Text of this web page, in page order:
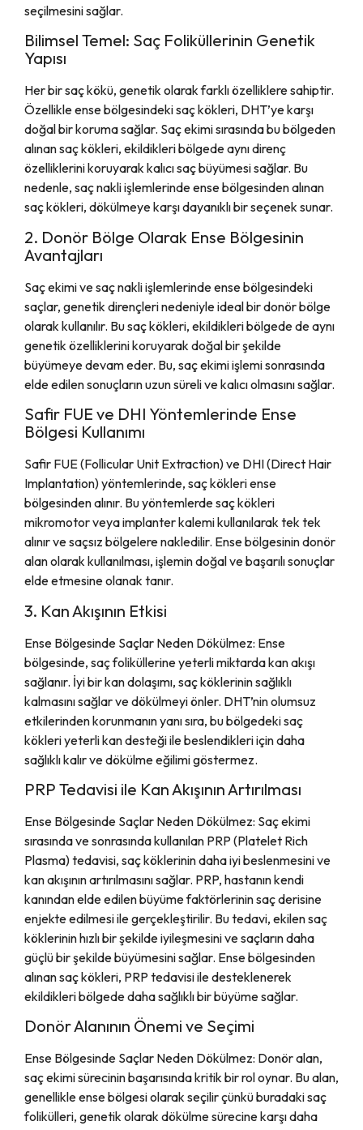
seçilmesini sağlar.
Bilimsel Temel: Saç Foliküllerinin Genetik
Yapısı
Her bir saç kökü, genetik olarak farklı özelliklere sahiptir.
Özellikle ense bölgesindeki saç kökleri, DHT’ye karşı
doğal bir koruma sağlar. Saç ekimi sırasında bu bölgeden
alınan saç kökleri, ekildikleri bölgede aynı direnç
özelliklerini koruyarak kalıcı saç büyümesi sağlar. Bu
nedenle, saç nakli işlemlerinde ense bölgesinden alınan
saç kökleri, dökülmeye karşı dayanıklı bir seçenek sunar.
2. Donör Bölge Olarak Ense Bölgesinin
Avantajları
Saç ekimi ve saç nakli işlemlerinde ense bölgesindeki
saçlar, genetik dirençleri nedeniyle ideal bir donör bölge
olarak kullanılır. Bu saç kökleri, ekildikleri bölgede de aynı
genetik özelliklerini koruyarak doğal bir şekilde
büyümeye devam eder. Bu, saç ekimi işlemi sonrasında
elde edilen sonuçların uzun süreli ve kalıcı olmasını sağlar.
Safir FUE ve DHI Yöntemlerinde Ense
Bölgesi Kullanımı
Safir FUE (Follicular Unit Extraction) ve DHI (Direct Hair
Implantation) yöntemlerinde, saç kökleri ense
bölgesinden alınır. Bu yöntemlerde saç kökleri
mikromotor veya implanter kalemi kullanılarak tek tek
alınır ve saçsız bölgelere nakledilir. Ense bölgesinin donör
alan olarak kullanılması, işlemin doğal ve başarılı sonuçlar
elde etmesine olanak tanır.
3. Kan Akışının Etkisi
Ense Bölgesinde Saçlar Neden Dökülmez: Ense
bölgesinde, saç foliküllerine yeterli miktarda kan akışı
sağlanır. İyi bir kan dolaşımı, saç köklerinin sağlıklı
kalmasını sağlar ve dökülmeyi önler. DHT’nin olumsuz
etkilerinden korunmanın yanı sıra, bu bölgedeki saç
kökleri yeterli kan desteği ile beslendikleri için daha
sağlıklı kalır ve dökülme eğilimi göstermez.
PRP Tedavisi ile Kan Akışının Artırılması
Ense Bölgesinde Saçlar Neden Dökülmez: Saç ekimi
sırasında ve sonrasında kullanılan PRP (Platelet Rich
Plasma) tedavisi, saç köklerinin daha iyi beslenmesini ve
kan akışının artırılmasını sağlar. PRP, hastanın kendi
kanından elde edilen büyüme faktörlerinin saç derisine
enjekte edilmesi ile gerçekleştirilir. Bu tedavi, ekilen saç
köklerinin hızlı bir şekilde iyileşmesini ve saçların daha
güçlü bir şekilde büyümesini sağlar. Ense bölgesinden
alınan saç kökleri, PRP tedavisi ile desteklenerek
ekildikleri bölgede daha sağlıklı bir büyüme sağlar.
Donör Alanının Önemi ve Seçimi
Ense Bölgesinde Saçlar Neden Dökülmez: Donör alan,
saç ekimi sürecinin başarısında kritik bir rol oynar. Bu alan,
genellikle ense bölgesi olarak seçilir çünkü buradaki saç
folikülleri, genetik olarak dökülme sürecine karşı daha